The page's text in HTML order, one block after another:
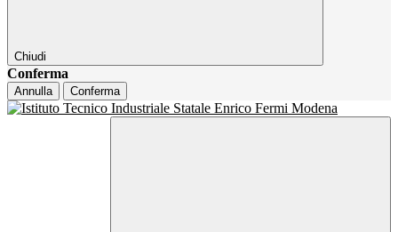
Chiudi
Conferma
Annulla Conferma